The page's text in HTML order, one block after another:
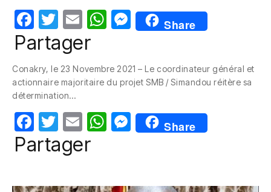
F
a
e
b
o
o
k
T
w
itt
er
E
m
W
s
p
p
M
e
e
g
er
Share
Partager
Conakry, le 23 Novembre 2021 – Le coordinateur général et
actionnaire majoritaire du projet SMB / Simandou réitère sa
détermination…
F
a
T
w
itt
E
m
W M
e
Share
Partager